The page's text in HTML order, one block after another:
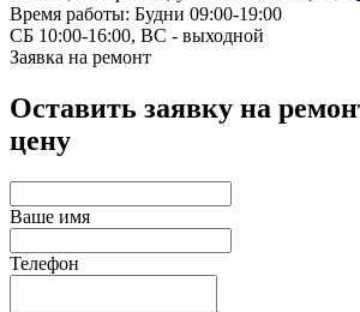
Время работы: Будни 09:00-19:00
СБ 10:00-16:00, ВС - выходной
Заявка на ремонт
Оставить заявку на
цену
Ваше имя
Телефон